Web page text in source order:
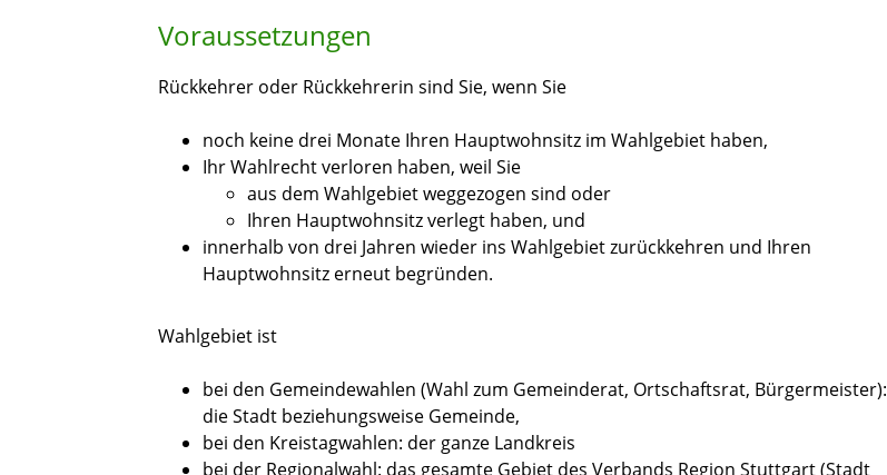
Voraussetzungen
Rückkehrer oder Rückkehrerin sind Sie, wenn Sie
noch keine drei Monate Ihren Hauptwohnsitz im Wahlgebiet haben,
Ihr Wahlrecht verloren haben, weil Sie
aus dem Wahlgebiet weggezogen sind oder
Ihren Hauptwohnsitz verlegt haben, und
innerhalb von drei Jahren wieder ins Wahlgebiet zurückkehren und Ihren
Hauptwohnsitz erneut begründen.
Wahlgebiet ist
bei den Gemeindewahlen (Wahl zum Gemeinderat, Ortschaftsrat, Bürgermeister):
die Stadt beziehungsweise Gemeinde,
bei den Kreistagwahlen: der ganze Landkreis
bei der Regionalwahl: das gesamte Gebiet des Verbands Region Stuttgart (Stadt